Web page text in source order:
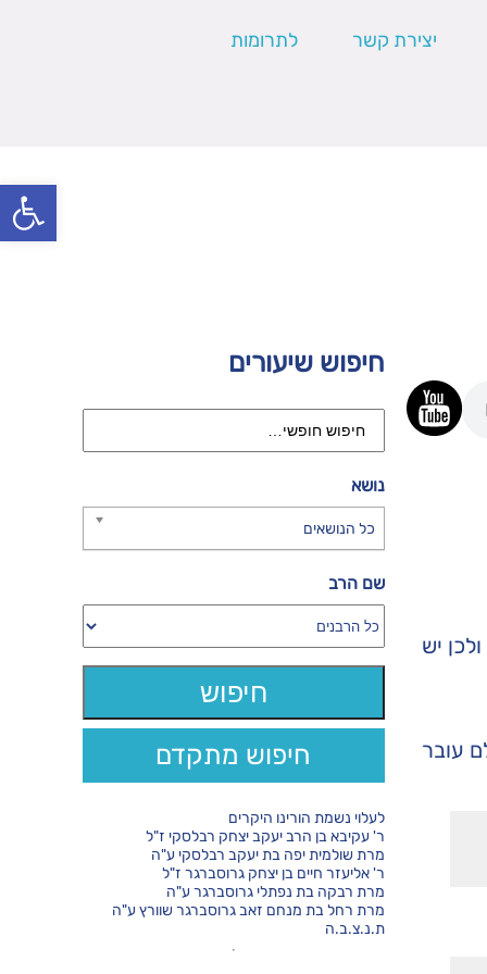
פתח
יצירת קשר לתרומות
יש
עובר
חיפוש שיעורים
נושא
כל הנושאים
שם הרב
חיפוש מתקדם
לעלוי נשמת הורינו היקרים
ר' עקיבא בן הרב יעקב יצחק רבלסקי ז"ל
מרת שולמית יפה בת יעקב רבלסקי ע"ה
ר' אליעזר חיים בן יצחק גרוסברגר ז"ל
מרת רבקה בת נפתלי גרוסברגר ע"ה
מרת רחל בת מנחם זאב גרוסברגר שוורץ ע"ה
ת.נ.צ.ב.ה